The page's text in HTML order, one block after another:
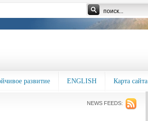
развитие ENGLISH Карта сайта
NEWS FEEDS: